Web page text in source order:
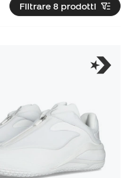
Filtrare 8 prodotti